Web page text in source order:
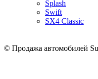
Splash
Swift
SX4 Classic
© Продажа автомобилей